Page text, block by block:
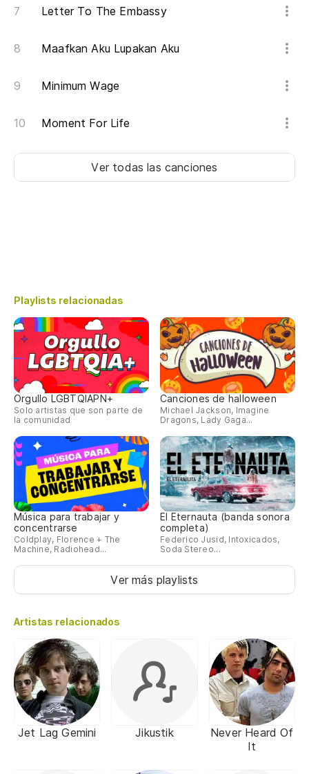
Letter To The Embassy
Maafkan Aku Lupakan Aku
Minimum Wage
Moment For Life
Ver todas las canciones
Playlists relacionadas
Orgullo LGBTQIAPN+
Solo artistas que son parte de
la comunidad
Canciones de halloween
Michael Jackson, Imagine
Dragons, Lady Gaga...
Música para trabajar y
concentrarse
Coldplay, Florence + The
Machine, Radiohead...
El Eternauta (banda sonora
completa)
Federico Jusid, Intoxicados,
Soda Stereo...
Ver más playlists
Artistas relacionados
Jet Lag Gemini Jikustik
Never Heard Of
It